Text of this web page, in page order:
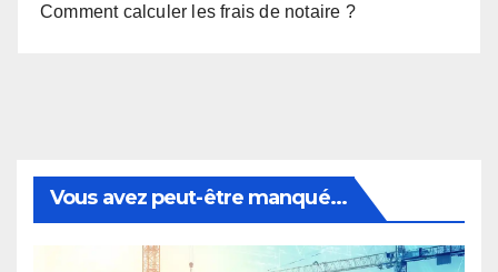
Comment calculer les frais de notaire ?
Vous avez peut-être manqué...